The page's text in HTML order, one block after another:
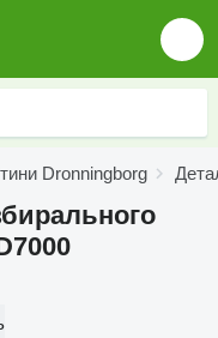
Dronningborg